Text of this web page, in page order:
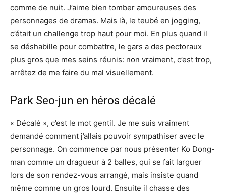
comme de nuit. J’aime bien tomber amoureuses des
personnages de dramas. Mais là, le teubé en jogging,
c’était un challenge trop haut pour moi. En plus quand il
se déshabille pour combattre, le gars a des pectoraux
plus gros que mes seins réunis: non vraiment, c’est trop,
arrêtez de me faire du mal visuellement.
Park Seo-jun en héros décalé
« Décalé », c’est le mot gentil. Je me suis vraiment
demandé comment j’allais pouvoir sympathiser avec le
personnage. On commence par nous présenter Ko Dong-
man comme un dragueur à 2 balles, qui se fait larguer
lors de son rendez-vous arrangé, mais insiste quand
même comme un gros lourd. Ensuite il chasse des